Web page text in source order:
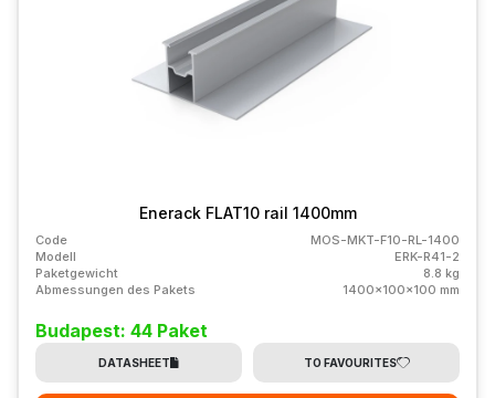
Enerack FLAT10 rail 1400mm
Code
MOS-MKT-F10-RL-1400
Modell
ERK-R41-2
Paketgewicht
8.8 kg
Abmessungen des Pakets
1400x100x100 mm
Budapest: 44 Paket
DATASHEET TO FAVOURITES